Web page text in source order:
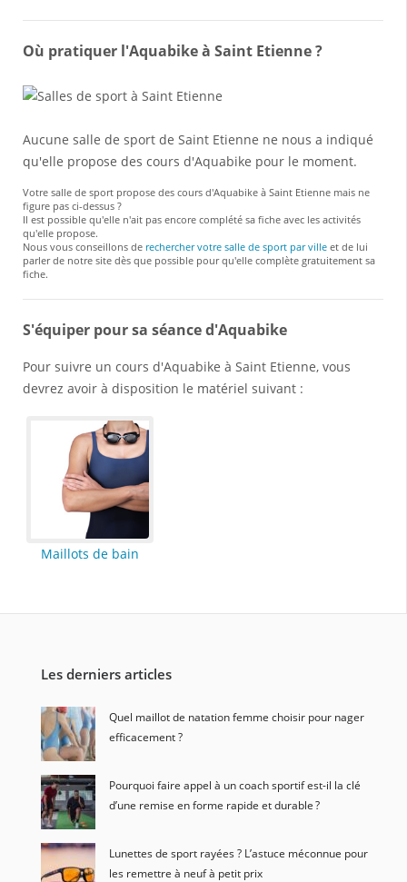
Où pratiquer l'Aquabike à Saint Etienne ?
Aucune salle de sport de Saint Etienne ne nous a indiqué
qu'elle propose des cours d'Aquabike pour le moment.
Votre salle de sport propose des cours d'Aquabike à Saint Etienne mais ne
figure pas ci-dessus ?
Il est possible qu'elle n'ait pas encore complété sa fiche avec les activités
qu'elle propose.
Nous vous conseillons de rechercher votre salle de sport par ville et de lui
parler de notre site dès que possible pour qu'elle complète gratuitement sa
fiche.
S'équiper pour sa séance d'Aquabike
Pour suivre un cours d'Aquabike à Saint Etienne, vous
devrez avoir à disposition le matériel suivant :
Maillots de bain
Les derniers articles
Quel maillot de natation femme choisir pour nager
efficacement ?
Pourquoi faire appel à un coach sportif est-il la clé
d’une remise en forme rapide et durable ?
Lunettes de sport rayées ? L’astuce méconnue pour
les remettre à neuf à petit prix